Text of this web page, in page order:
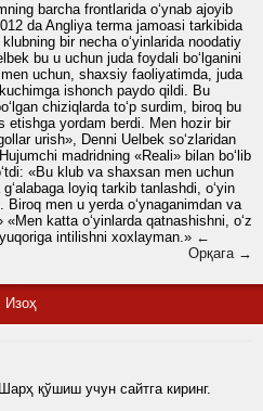
barcha frontlarida o‘ynab ajoyib
da Angliya terma jamoasi tarkibida
bir necha o‘yinlarida noodatiy
bu u uchun juda foydali bo‘lganini
uchun, shaxsiy faoliyatimda, juda
ishonch paydo qildi. Bu
chiziqlarda to‘p surdim, biroq bu
etishga yordam berdi. Men hozir bir
urish», Denni Uelbek so‘zlaridan
madridning «Reali» bilan bo‘lib
«Bu klub va shaxsan men uchun
loyiq tarkib tanlashdi, o‘yin
men u yerda o‘ynaganimdan va
«Men katta o‘yinlarda qatnashishni, o‘z
intilishni xoxlayman.» ←
Орқага →
Изоҳ
қўшиш учун сайтга киринг.